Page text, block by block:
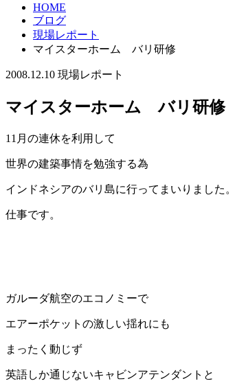
HOME
ブログ
現場レポート
マイスターホーム バリ研修
2008.12.10 現場レポート
マイスターホーム バリ研修
11月の連休を利用して
世界の建築事情を勉強する為
インドネシアのバリ島に行ってまいりました。
仕事です。
ガルーダ航空のエコノミーで
エアーポケットの激しい揺れにも
まったく動じず
英語しか通じないキャビンアテンダントと